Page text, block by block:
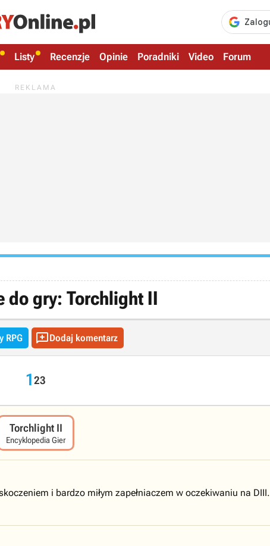
Listy Recenzje Opinie Poradniki Video Forum
do gry: Torchlight II
RPG Dodaj komentarz
123
Torchlight II
Encyklopedia Gier
i bardzo miłym zapełniaczem w oczekiwaniu na DIII.